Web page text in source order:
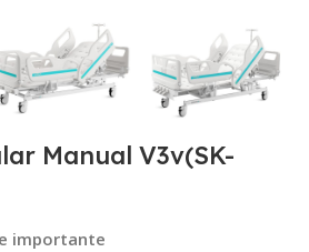
Manual V3v(SK-
importante